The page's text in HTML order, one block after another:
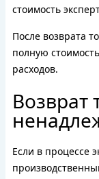
стоимость
После возврата
полную
расходов.
Возврат
Если в процессе